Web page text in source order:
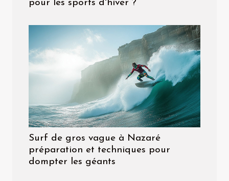
pour les sports d'hiver ?
Surf de gros vague à Nazaré
préparation et techniques pour
dompter les géants